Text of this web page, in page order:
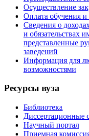
Осуществление
Оплата обучения
Сведения о
и обязательствах
представленные
заведений
Информация для
возможностями
Ресурсы вуза
Библиотека
Диссертационные
Научный портал
Приемная